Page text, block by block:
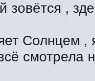
зовётся ,
Солнцем ,
смотрела